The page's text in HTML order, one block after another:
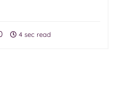
4 sec read